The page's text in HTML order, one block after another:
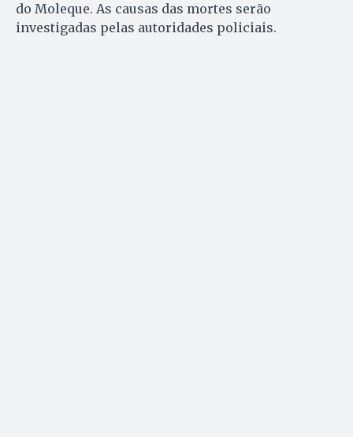
do Moleque. As causas das mortes serão
investigadas pelas autoridades policiais.